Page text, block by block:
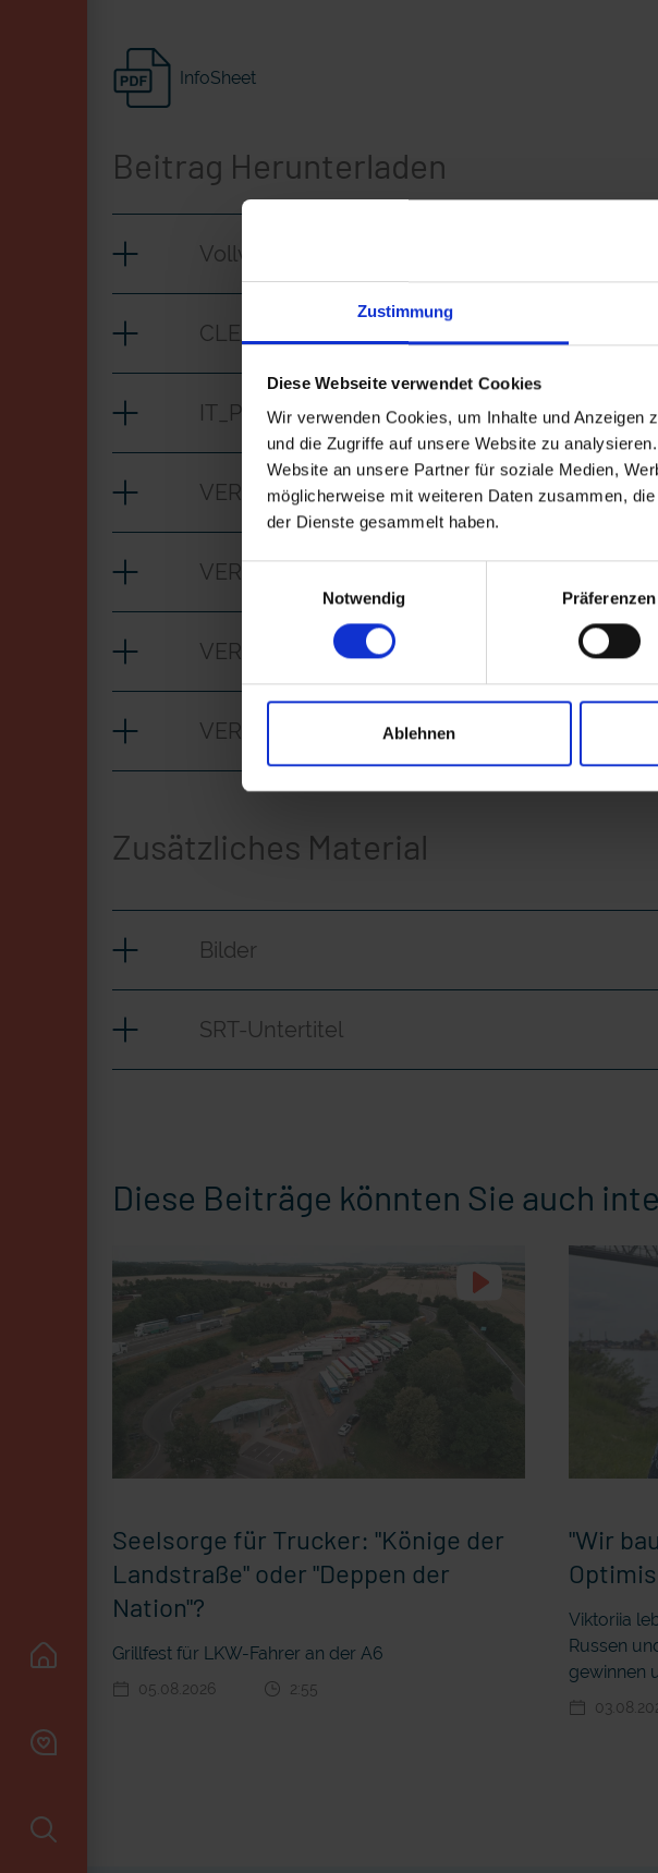
Zustimmung
Diese Webseite verwendet Cookies
Wir verwenden Cookies, um Inhalte und Anzeigen
und die Zugriffe auf unsere Website zu
Website an unsere Partner für soziale Medien,
möglicherweise mit weiteren Daten zusammen,
der Dienste gesammelt haben.
Notwendig
Präferenzen
Ablehnen
InfoSheet
Beitrag Herunterladen
Vollversion
CLEAN_Prüfbüro für Leichte Sprache
IT_Prüfbüro für Leichte Sprache
VERTICAL_Prüfbüro für Leichte Sprache
VERTICAL_CLEAN_Prüfbüro für Leichte
VERTICAL_IT_Prüfbüro für Leichte Sprache
VERTICAL_mit_CAPTIONS_Prüfbüro für
Zusätzliches Material
Bilder
SRT-Untertitel
Diese Beiträge könnten Sie auch
Seelsorge für Trucker: "Könige der
Landstraße" oder "Deppen der
Nation"?
Grillfest für LKW-Fahrer an der A6
05.08.2026 2:55
"Wir
Viktoriia
Russen
gewinnen